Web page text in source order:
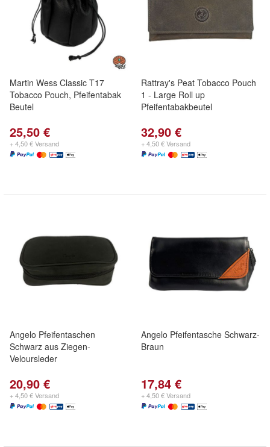
Martin Wess Classic T17
Tobacco Pouch, Pfeifentabak
Beutel
25,50 €
+ 4,50 € Versand
Rattray's Peat Tobacco Pouch
1 - Large Roll up
Pfeifentabakbeutel
32,90 €
+ 4,50 € Versand
Angelo Pfeifentaschen
Schwarz aus Ziegen-
Veloursleder
20,90 €
+ 4,50 € Versand
Angelo Pfeifentasche Schwarz-
Braun
17,84 €
+ 4,50 € Versand